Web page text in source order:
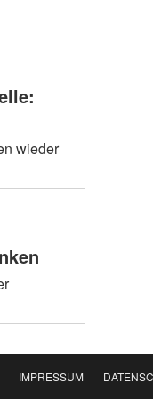
wieder
IMPRESSUM